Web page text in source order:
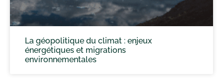
La géopolitique du climat : enjeux
énergétiques et migrations
environnementales